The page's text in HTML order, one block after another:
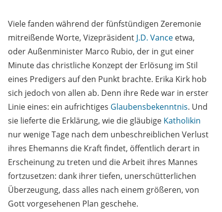
Viele fanden während der fünfstündigen Zeremonie
mitreißende Worte, Vizepräsident J.D. Vance etwa,
oder Außenminister Marco Rubio, der in gut einer
Minute das christliche Konzept der Erlösung im Stil
eines Predigers auf den Punkt brachte. Erika Kirk hob
sich jedoch von allen ab. Denn ihre Rede war in erster
Linie eines: ein aufrichtiges Glaubensbekenntnis. Und
sie lieferte die Erklärung, wie die gläubige Katholikin
nur wenige Tage nach dem unbeschreiblichen Verlust
ihres Ehemanns die Kraft findet, öffentlich derart in
Erscheinung zu treten und die Arbeit ihres Mannes
fortzusetzen: dank ihrer tiefen, unerschütterlichen
Überzeugung, dass alles nach einem größeren, von
Gott vorgesehenen Plan geschehe.